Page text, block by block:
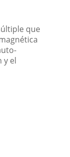
que
y el